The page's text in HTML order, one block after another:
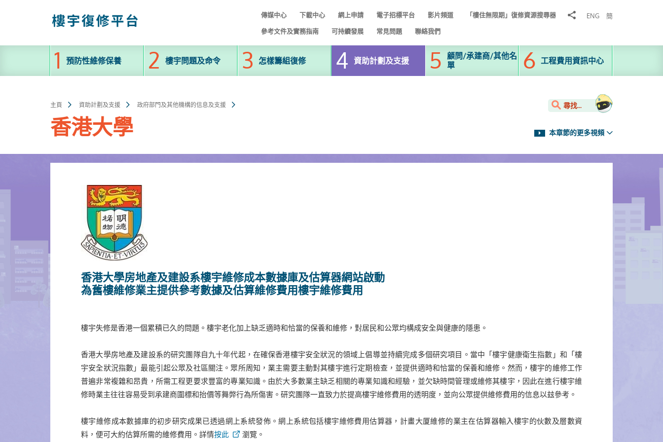
容
傳媒中心 下載中心 網上申請 電子招標平台 影片頻道 「樓住無限期」復修資源搜尋器
分
ENG 簡
參考文件及實務指南 可持續發展 常見問題 聯絡我們
預防性維修保養 樓宇問題及命令 怎樣籌組復修 資助計劃及支援
顧問/承建商/其他名
單
工程費用資訊中心
主頁 資助計劃及支援 政府部門及其他機構的信息及支援
香港大學
尋找...
本章節的更多視頻
香港大學房地產及建設系樓宇維修成本數據庫及估算器網站啟動
為舊樓維修業主提供參考數據及估算維修費用樓宇維修費用
樓宇失修是香港一個累積已久的問題。樓宇老化加上缺乏適時和恰當的保養和維修，對居民和公眾均構成安全與健康的隱患。
香港大學房地產及建設系的研究團隊自九十年代起，在確保香港樓宇安全狀況的領域上倡導並持續完成多個研究項目。當中「樓宇健康衛生指數」和「樓
宇安全狀況指數」最能引起公眾及社區關注。眾所周知，業主需要主動對其樓宇進行定期檢查，並提供適時和恰當的保養和維修。然而，樓宇的維修工作
普遍非常複雜和昂貴，所需工程更要求豐富的專業知識。由於大多數業主缺乏相關的專業知識和經驗，並欠缺時間管理或維修其樓宇，因此在進行樓宇維
修時業主往往容易受到承建商圍標和抬價等舞弊行為所傷害。研究團隊一直致力於提高樓宇維修費用的透明度，並向公眾提供維修費用的信息以玆參考。
樓宇維修成本數據庫的初步研究成果已透過網上系統發佈。網上系統包括樓宇維修費用估算器，計畫大厦維修的業主在估算器輸入樓宇的伙數及層數資
料，便可大約估算所需的維修費用。詳情按此 瀏覽。